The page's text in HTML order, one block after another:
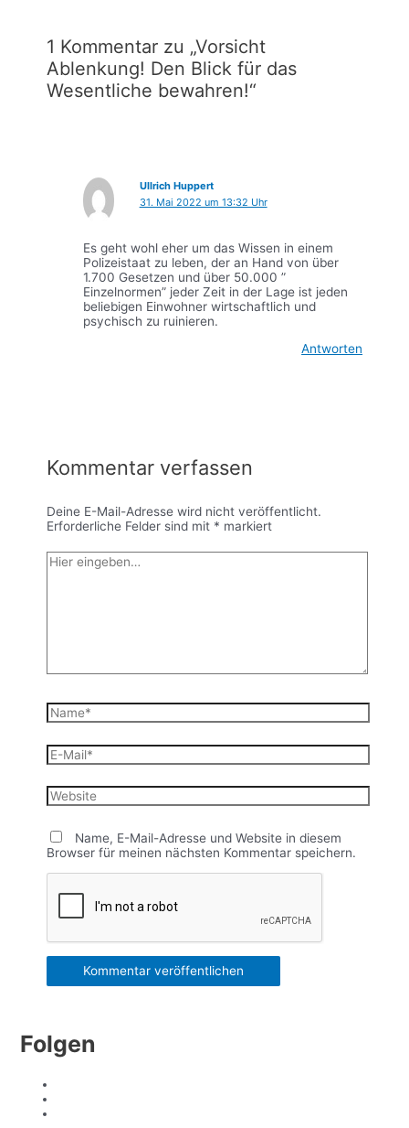
1 Kommentar zu „Vorsicht
Ablenkung! Den Blick für das
Wesentliche bewahren!“
Ullrich Huppert
31. Mai 2022 um 13:32 Uhr
Es geht wohl eher um das Wissen in einem
Polizeistaat zu leben, der an Hand von über
1.700 Gesetzen und über 50.000 ”
Einzelnormen” jeder Zeit in der Lage ist jeden
beliebigen Einwohner wirtschaftlich und
psychisch zu ruinieren.
Antworten
Kommentar verfassen
Deine E-Mail-Adresse wird nicht veröffentlicht.
Erforderliche Felder sind mit * markiert
Hier
eingeben…
Name*
E-
Mail*
Website
Name, E-Mail-Adresse und Website in diesem
Browser für meinen nächsten Kommentar speichern.
Folgen